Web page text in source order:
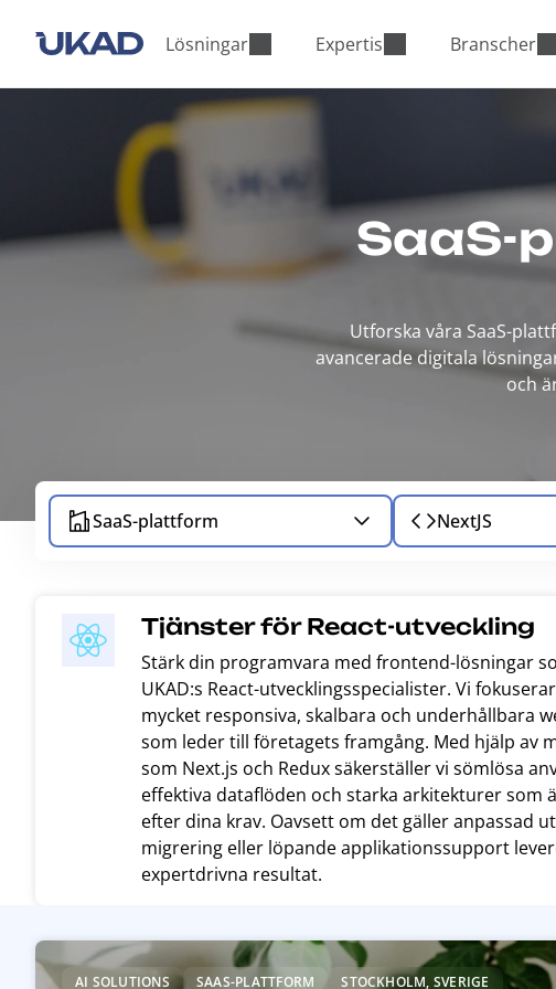
a
n
m
e
n
Lösningar Expertis Branscher
SaaS-
Utforska våra SaaS-
avancerade digitala
och
SaaS-plattform NextJS
Tjänster för React-utveckling
Stärk din programvara med frontend-lösningar
UKAD:s React-utvecklingsspecialister. Vi
mycket responsiva, skalbara och underhållbara
som leder till företagets framgång. Med hjälp av
som Next.js och Redux säkerställer vi sömlösa
effektiva dataflöden och starka arkitekturer som
efter dina krav. Oavsett om det gäller anpassad
migrering eller löpande applikationssupport
expertdrivna resultat.
R
e
AI SOLUTIONS SAAS-PLATTFORM STOCKHOLM, SVERIGE